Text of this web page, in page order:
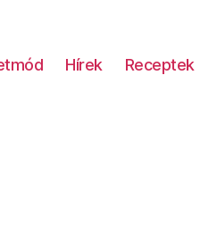
Hírek Receptek